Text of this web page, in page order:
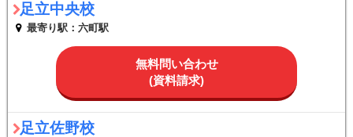
足立中央校
最寄り駅：六町駅
無料問い合わせ
(資料請求)
足立佐野校